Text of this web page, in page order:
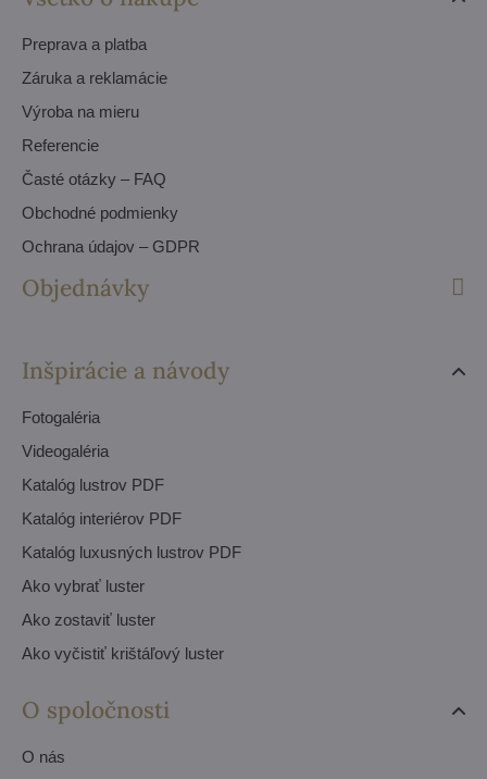
Preprava a platba
Záruka a reklamácie
Výroba na mieru
Referencie
Časté otázky – FAQ
Obchodné podmienky
Ochrana údajov – GDPR
Objednávky
Inšpirácie a návody
Fotogaléria
Videogaléria
Katalóg lustrov PDF
Katalóg interiérov PDF
Katalóg luxusných lustrov PDF
Ako vybrať luster
Ako zostaviť luster
Ako vyčistiť krištáľový luster
O spoločnosti
O nás